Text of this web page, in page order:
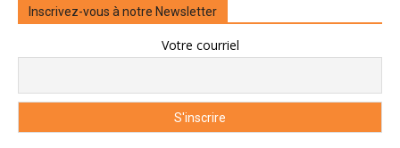
Inscrivez-vous à notre Newsletter
Votre courriel